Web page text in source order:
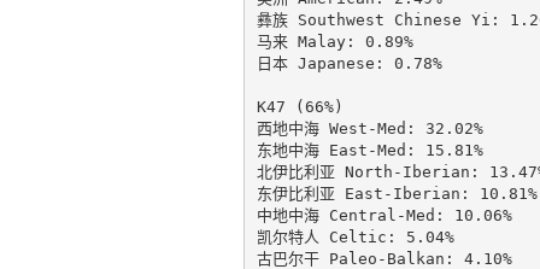
彝族 Southwest Chinese Yi:
马来 Malay: 0.89%
日本 Japanese: 0.78%
K47 (66%)
西地中海 West-Med: 32.02%
东地中海 East-Med: 15.81%
北伊比利亚 North-Iberian:
东伊比利亚 East-Iberian: 10.81%
中地中海 Central-Med: 10.06%
凯尔特人 Celtic: 5.04%
古巴尔干 Paleo-Balkan: 4.10%